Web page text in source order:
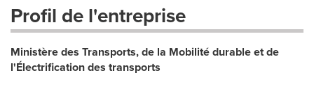
Profil de l'entreprise
Ministère des Transports, de la Mobilité durable et de
l'Électrification des transports